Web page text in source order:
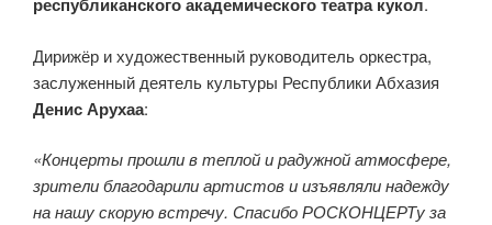
республиканского академического театра кукол
Дирижёр и художественный руководитель оркестра,
заслуженный деятель культуры Республики Абхазия
Денис Арухаа:
«Концерты прошли в теплой и радужной атмосфере,
зрители благодарили артистов и изъявляли надежду
на нашу скорую встречу. Спасибо РОСКОНЦЕРТу за